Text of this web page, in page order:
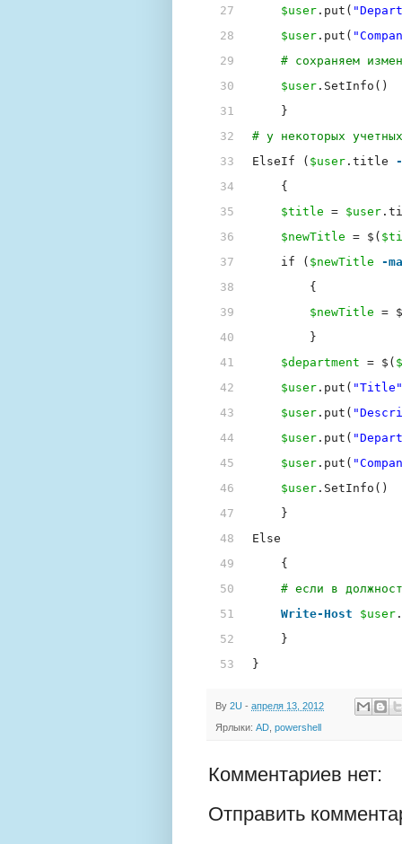
27
28
29
30
31
32
33
34
35
36
37
38
39
40
41
42
43
44
45
46
47
48
49
50
51
52
53
$user .put(
$user .put(
# сохраняем
$user .SetInfo()
}
# у некоторых
ElseIf ( $user .title
{
$title
= $user
$newTitle
= $(
if ( $newTitle -
{
$newTitle
=
}
$department
= $(
$user .put( "Title"
$user .put(
$user .put(
$user .put(
$user .SetInfo()
}
Else
{
# если в
Write-Host
$user
}
}
By 2U - апреля 13, 2012
Ярлыки: AD powershell
Комментариев нет:
Отправить